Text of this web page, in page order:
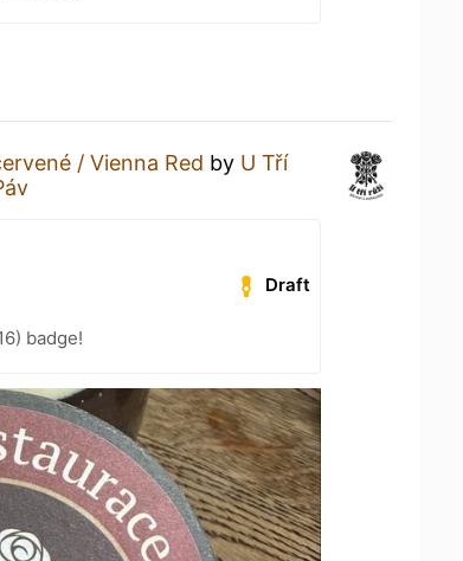
/ Vienna Red by U Tří
Draft
badge!